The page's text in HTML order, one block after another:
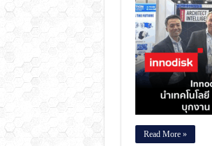
Read More »